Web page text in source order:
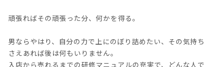
頑張ればその頑張った分、何かを得る。
男ならやはり、自分の力で上にのぼり詰めたい、その気持ち
さえあれば後は何もいりません。
入店から売れるまでの研修マニュアルの充実で、どんな人で